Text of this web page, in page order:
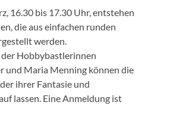
16.30 bis 17.30 Uhr, entstehen
die aus einfachen runden
werden.
Hobbybastlerinnen
und Maria Menning können die
ihrer Fantasie und
lassen. Eine Anmeldung ist